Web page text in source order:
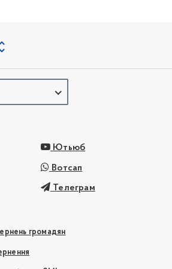
Ютьюб
Вотсап
Телеграм
громадян